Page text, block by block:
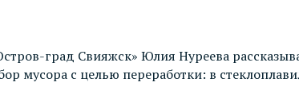
град Свияжск» Юлия Нуреева
мусора с целью переработки: в